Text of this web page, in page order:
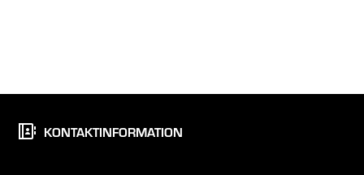
KONTAKTINFORMATION